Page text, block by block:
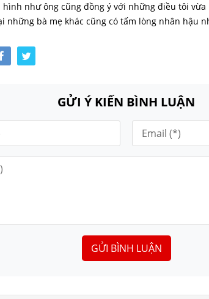
như ông cũng đồng ý với những điều tôi
những bà mẹ khác cũng có tấm lòng nhân hậu
GỬI Ý KIẾN BÌNH LUẬN
GỬI BÌNH LUẬN